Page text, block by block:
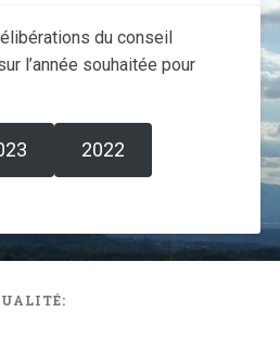
du conseil
l’année souhaitée pour
2022